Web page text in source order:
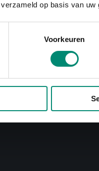
op basis van
Voorkeuren